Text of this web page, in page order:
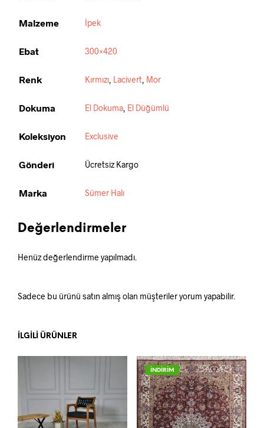
Malzeme İpek
Ebat 300×420
Renk Kırmızı, Lacivert, Mor
Dokuma El Dokuma, El Düğümlü
Koleksiyon Exclusive
Gönderi Ücretsiz Kargo
Marka Sümer Halı
Değerlendirmeler
Henüz değerlendirme yapılmadı.
Sadece bu ürünü satın almış olan müşteriler yorum yapabilir.
İLGILI ÜRÜNLER
İNDİRİM